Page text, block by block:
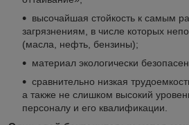
высочайшая стойкость к самым
загрязнениям, в числе которых
(масла, нефть, бензины);
материал экологически
сравнительно низкая
а также не слишком высокий
персоналу и его квалификации.